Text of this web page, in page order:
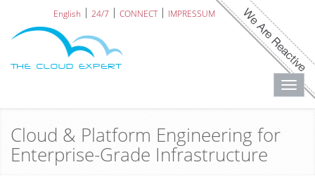
English 24/7 CONNECT IMPRESSUM
Cloud & Platform Engineering for
Enterprise-Grade Infrastructure